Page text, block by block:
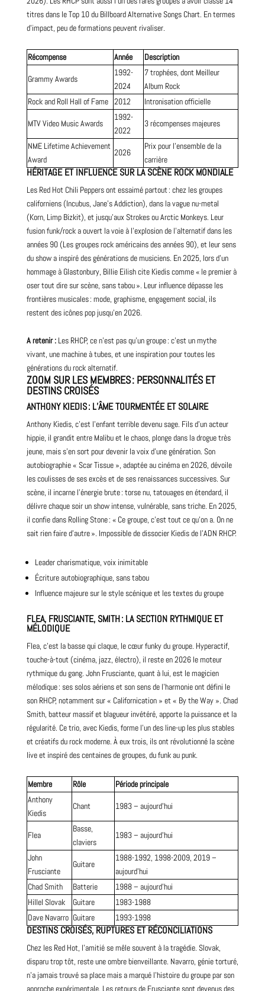
titres dans leTop10 du Billboard Alternative Songs Chart. En termes
d’impact, peu de formations peuvent rivaliser.
Récompense Année Description
Grammy Awards
1992-
2024
7 trophées, dont Meilleur
Album Rock
Rock and Roll Hall of Fame 2012 Intronisation officielle
MTV Video Music Awards
1992-
2022
3 récompenses majeures
NME Lifetime Achievement
Award
2026
Prix pour l’ensemble de la
carrière
HÉRITAGE ET INFLUENCE SUR LA SCÈNE ROCK MONDIALE
Les Red Hot Chili Peppers ont essaimé partout : chez les groupes
californiens (Incubus, Jane’s Addiction), dans la vague nu-metal
(Korn, Limp Bizkit), et jusqu’aux Strokes ou Arctic Monkeys. Leur
fusion funk/rock a ouvert la voie à l’explosion de l’alternatif dans les
années 90(Les groupes rock américains des années 90), et leur sens
du show a inspiré des générations de musiciens. En 2025, lors d’un
hommage à Glastonbury, Billie Eilishcite Kiedis comme « le premier à
oser tout dire sur scène, sans tabou ». Leur influence dépasse les
frontières musicales : mode, graphisme, engagement social, ils
restent des icônes pop jusqu’en 2026.
A retenir :Les RHCP, ce n’est pas qu’un groupe : c’est un mythe
vivant, une machine à tubes, et une inspiration pour toutes les
générations du rock alternatif.
ZOOM SUR LES MEMBRES : PERSONNALITÉS ET
DESTINS CROISÉS
ANTHONY KIEDIS : L’ÂME TOURMENTÉE ET SOLAIRE
Anthony Kiedis, c’est l’enfant terrible devenu sage. Fils d’un acteur
hippie, il grandit entre Malibu et le chaos, plonge dans la drogue très
jeune, mais s’en sort pour devenir la voix d’une génération. Son
autobiographie « Scar Tissue », adaptée au cinéma en 2026, dévoile
les coulisses de ses excès et de ses renaissances successives. Sur
scène, il incarne l’énergie brute : torsenu, tatouages en étendard, il
délivre chaque soir un show intense, vulnérable, sans triche. En 2025,
il confie dans Rolling Stone : « Ce groupe, c’est tout ce qu’on a. On ne
sait rien faire d’autre ». Impossible de dissocier Kiedis de l’ADN RHCP.
Leader charismatique, voix inimitable
Écriture autobiographique, sans tabou
Influence majeure sur le style scénique et les textes du groupe
FLEA, FRUSCIANTE, SMITH : LA SECTION RYTHMIQUE ET
MÉLODIQUE
Flea, c’est la basse qui claque, le cœur funky du groupe. Hyperactif,
touche-à-tout (cinéma, jazz, électro), il reste en 2026 le moteur
rythmique du gang. John Frusciante, quant à lui, est le magicien
mélodique : ses solos aériens et son sens de l’harmonie ont défini le
son RHCP, notamment sur « Californication » et « By the Way ». Chad
Smith, batteur massif et blagueur invétéré, apporte la puissance et la
régularité. Ce trio, avec Kiedis, forme l’un des line-up les plus stables
et créatifs du rock moderne. À eux trois, ils ont révolutionné la scène
live et inspiré des centaines de groupes, du funk au punk.
Membre Rôle
Période principale
Anthony
Kiedis
Chant 1983 – aujourd’hui
Flea
Basse,
claviers
1983 – aujourd’hui
John
Frusciante
Guitare
1988-1992, 1998-2009, 2019 –
aujourd’hui
Chad Smith
Batterie
1988 – aujourd’hui
Hillel Slovak
Guitare
1983-1988
Dave Navarro Guitare 1993-1998
DESTINS CROISÉS, RUPTURES ET RÉCONCILIATIONS
Chez les Red Hot, l’amitié se mêle souvent à la tragédie. Slovak,
disparu trop tôt, reste une ombre bienveillante. Navarro, génie torturé,
n’a jamais trouvé sa place mais a marqué l’histoire du groupe par son
approche expérimentale. Les retours de Frusciante sont devenus des